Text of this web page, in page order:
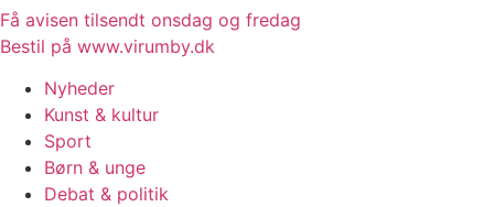
Få avisen tilsendt onsdag og fredag
Bestil på www.virumby.dk
Nyheder
Kunst & kultur
Sport
Børn & unge
Debat & politik